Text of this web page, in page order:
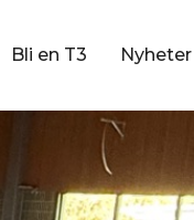
Bli en T3 Nyheter